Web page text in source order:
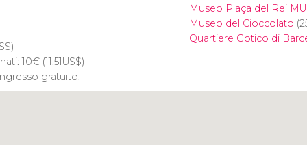
)
10€ (11,51US$)
gratuito.
Museo Plaça del Rei
Museo del Cioccolato
Quartiere Gotico di